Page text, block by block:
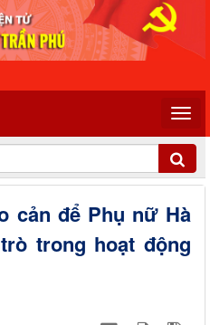
cản để Phụ nữ Hà
trong hoạt động